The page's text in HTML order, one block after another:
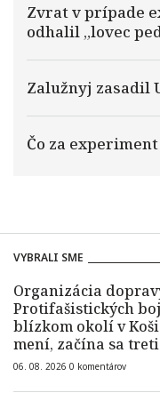
Zvrat v prípade
odhalil „lovec
Zalužnyj zasadil
Čo za
VYBRALI SME
Organizácia
Protifašistických
blízkom okolí v
mení, začína sa
06. 08. 2026 0 komentárov